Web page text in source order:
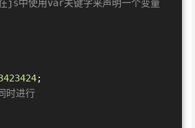
中使用var关键字来声明一个变量
;
时进行